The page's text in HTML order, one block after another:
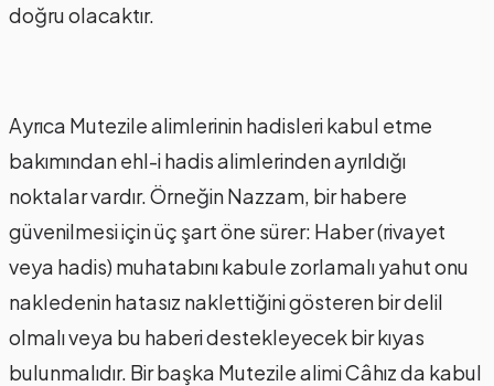
doğru olacaktır.
Ayrıca Mutezile alimlerinin hadisleri kabul etme
bakımından ehl-i hadis alimlerinden ayrıldığı
noktalar vardır. Örneğin Nazzam, bir habere
güvenilmesi için üç şart öne sürer: Haber (rivayet
veya hadis) muhatabını kabule zorlamalı yahut onu
nakledenin hatasız naklettiğini gösteren bir delil
olmalı veya bu haberi destekleyecek bir kıyas
bulunmalıdır. Bir başka Mutezile alimi Câhız da kabul